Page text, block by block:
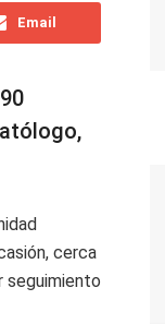
Email
cerca
seguimiento